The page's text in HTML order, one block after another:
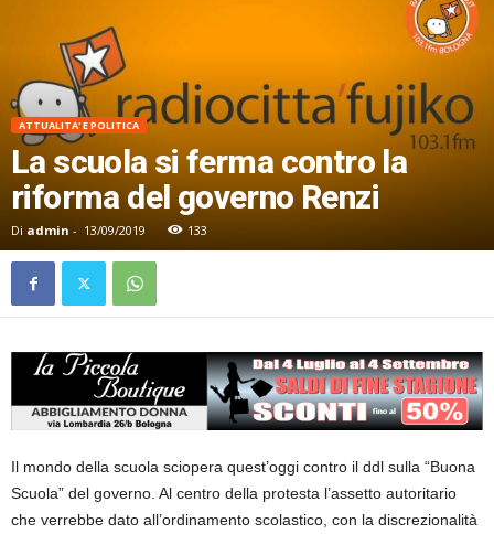
ATTUALITA' E POLITICA
La scuola si ferma contro la
riforma del governo Renzi
Di admin - 13/09/2019 133
Il mondo della scuola sciopera quest’oggi contro il ddl sulla “Buona
Scuola” del governo. Al centro della protesta l’assetto autoritario
che verrebbe dato all’ordinamento scolastico, con la discrezionalità